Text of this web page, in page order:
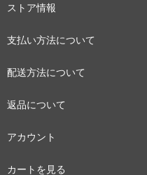
ストア情報
支払い方法について
配送方法について
返品について
アカウント
カートを見る